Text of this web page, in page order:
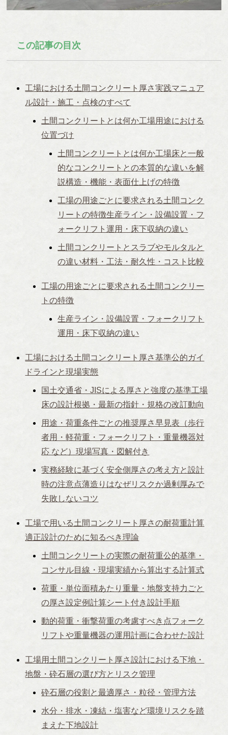
この記事の目次
工場における土間コンクリート厚さ実践マニュア
ル設計・施工・点検のすべて
土間コンクリートとは何か工場用途における
位置づけ
土間コンクリートとは何か工場床と一般
的なコンクリートとの本質的な違いを解
説構造・機能・表面仕上げの特徴
工場の用途ごとに要求される土間コンク
リートの特徴生産ライン・設備設置・フ
ォークリフト運用・床下収納の違い
土間コンクリートとスラブやモルタルと
の違い材料・工法・耐久性・コスト比較
工場の用途ごとに要求される土間コンクリー
トの特徴
生産ライン・設備設置・フォークリフト
運用・床下収納の違い
工場における土間コンクリート厚さ基準公的ガイ
ドラインと現場実態
国土交通省・JISによる厚さと強度の基準工場
床の設計根拠・最新の指針・規格の改訂動向
用途・荷重条件ごとの推奨厚さ早見表（歩行
者用・軽荷重・フォークリフト・重量機器対
応 など）現場写真・図解付き
実務経験に基づく安全側厚さの考え方と設計
時の注意点薄造りはなぜリスクか過剰厚みで
失敗しないコツ
工場で用いる土間コンクリート厚さの耐荷重計算
適正設計のために知るべき理論
土間コンクリートの実際の耐荷重公的基準・
コンサル目線・現場実績から算出する計算式
荷重・単位面積あたり重量・地盤支持力ごと
の厚さ設定例計算シート付き設計手順
動的荷重・衝撃荷重の考慮すべき点フォーク
リフトや重量機器の運用計画に合わせた設計
工場用土間コンクリート厚さ設計における下地・
地盤・砕石層の選び方とリスク管理
砕石層の役割と最適厚さ・粒径・管理方法
水分・排水・凍結・塩害など環境リスクを踏
まえた下地設計